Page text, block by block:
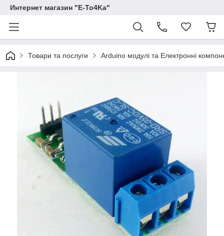
Интернет магазин "E-To4Ka"
Товари та послуги Arduino модулі та Електронні